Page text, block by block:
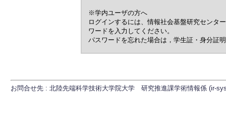
※学内ユーザの方へ
ログインするには、情報社会基盤研究センタ
ワードを入力してください。
パスワードを忘れた場合は，学生証・身分証
お問合せ先 : 北陸先端科学技術大学院大学 研究推進課学術情報係 (ir-